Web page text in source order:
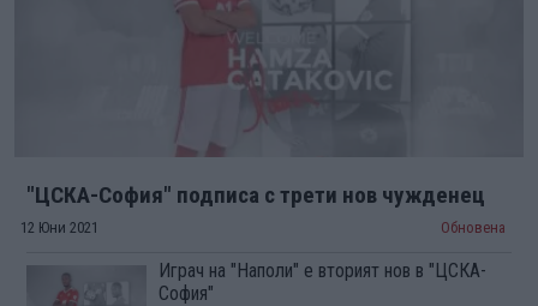
"ЦСКА-София" подписа с трети нов чужденец
12 Юни 2021 Обновена
Играч на "Наполи" е вторият нов в "ЦСКА-
София"